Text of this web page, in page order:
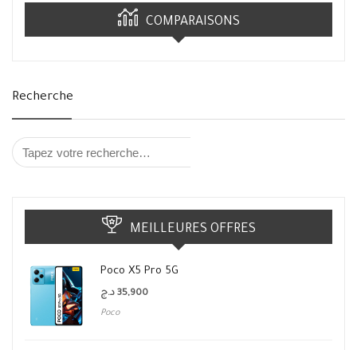
COMPARAISONS
Recherche
MEILLEURES OFFRES
Poco X5 Pro 5G
35,900 د.ج
Poco